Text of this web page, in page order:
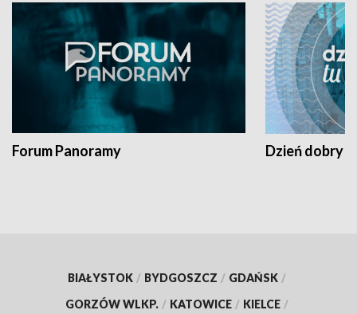
Forum Panoramy Dzień dobry
BIAŁYSTOK / BYDGOSZCZ / GDAŃSK /
GORZÓW WLKP. / KATOWICE / KIELCE /